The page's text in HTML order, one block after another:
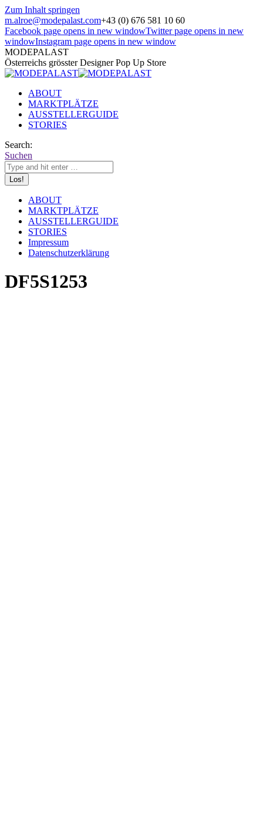
Zum Inhalt springen
m.alroe@modepalast.com+43 (0) 676 581 10 60
Facebook page opens in new windowTwitter page opens in new
windowInstagram page opens in new window
MODEPALAST
Österreichs grösster Designer Pop Up Store
ABOUT
MARKTPLÄTZE
AUSSTELLERGUIDE
STORIES
Search:
Suchen
ABOUT
MARKTPLÄTZE
AUSSTELLERGUIDE
STORIES
Impressum
Datenschutzerklärung
DF5S1253